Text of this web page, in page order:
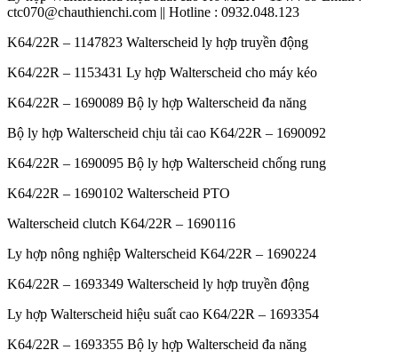
ctc070@chauthienchi.com || Hotline : 0932.048.123
K64/22R – 1147823 Walterscheid ly hợp truyền động
K64/22R – 1153431 Ly hợp Walterscheid cho máy kéo
K64/22R – 1690089 Bộ ly hợp Walterscheid đa năng
Bộ ly hợp Walterscheid chịu tải cao K64/22R – 1690092
K64/22R – 1690095 Bộ ly hợp Walterscheid chống rung
K64/22R – 1690102 Walterscheid PTO
Walterscheid clutch K64/22R – 1690116
Ly hợp nông nghiệp Walterscheid K64/22R – 1690224
K64/22R – 1693349 Walterscheid ly hợp truyền động
Ly hợp Walterscheid hiệu suất cao K64/22R – 1693354
K64/22R – 1693355 Bộ ly hợp Walterscheid đa năng